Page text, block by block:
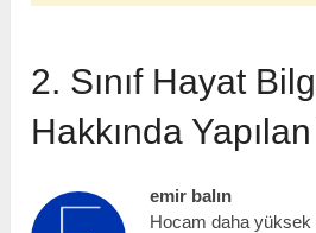
2. Sınıf Hayat
Hakkında
emir balın
Hocam daha yüksek